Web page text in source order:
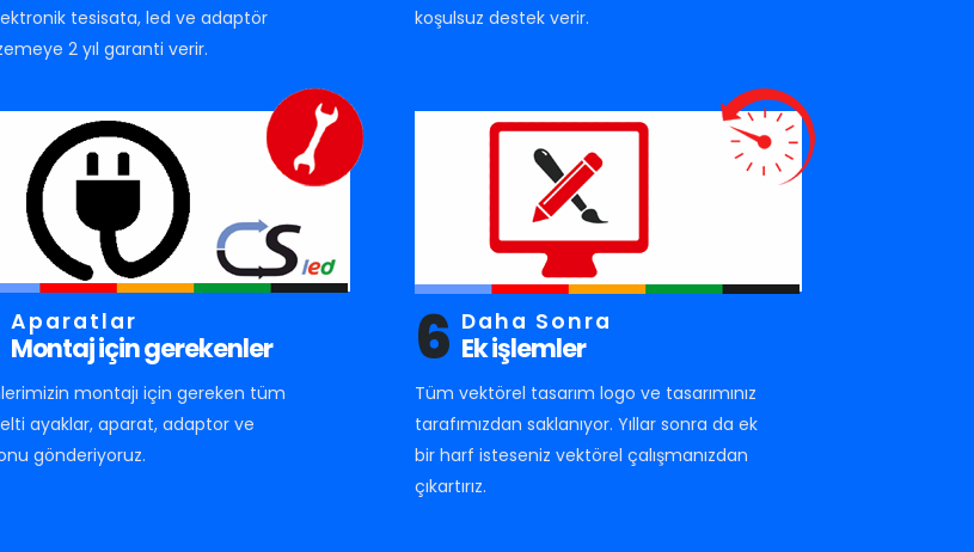
tesisata, led ve adaptör
2 yıl garanti verir.
koşulsuz destek verir.
Aparatlar
Montaj için gerekenler
montajı için gereken tüm
ayaklar, aparat, adaptor ve
gönderiyoruz.
6 Daha Sonra
Ek işlemler
Tüm vektörel tasarım logo ve tasarımınız
tarafımızdan saklanıyor. Yıllar sonra da ek
bir harf isteseniz vektörel çalışmanızdan
çıkartırız.